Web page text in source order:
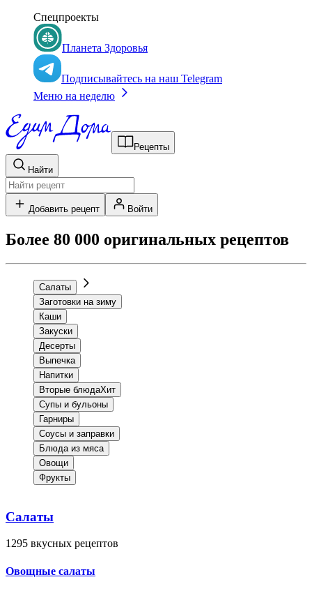
Спецпроекты
Планета Здоровья
Подписывайтесь на наш Telegram
Меню на неделю
Рецепты
Найти
Добавить рецепт Войти
Более 80 000 оригинальных рецептов
Салаты
Заготовки на зиму
Каши
Закуски
Десерты
Выпечка
Напитки
Вторые блюдаХит
Супы и бульоны
Гарниры
Соусы и заправки
Блюда из мяса
Овощи
Фрукты
Салаты
1295 вкусных рецептов
Овощные салаты